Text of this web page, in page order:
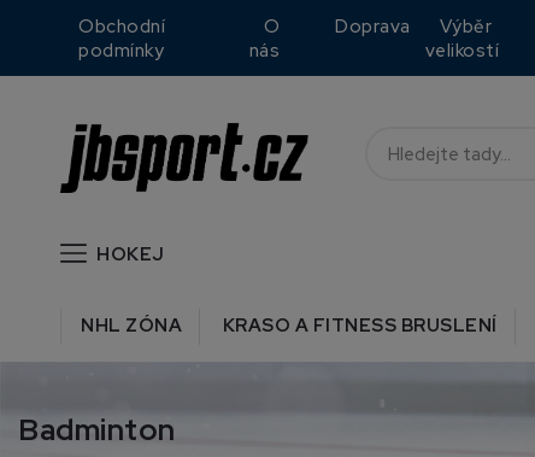
Obchodní
podmínky
O
nás
Doprava
Výběr
velikostí
HOKEJ
NHL ZÓNA KRASO A FITNESS BRUSLENÍ
Badminton